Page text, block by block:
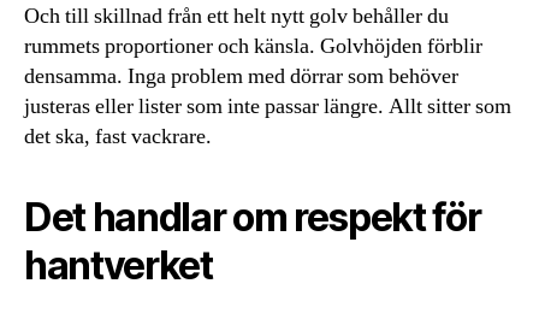
Och till skillnad från ett helt nytt golv behåller du
rummets proportioner och känsla. Golvhöjden förblir
densamma. Inga problem med dörrar som behöver
justeras eller lister som inte passar längre. Allt sitter som
det ska, fast vackrare.
Det handlar om respekt för
hantverket